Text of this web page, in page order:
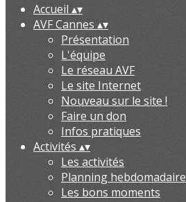
Accueil ▴▾
AVF Cannes ▴▾
Présentation
L'équipe
Le réseau AVF
Le site Internet
Nouveau sur le site !
Faire un don
Infos pratiques
Activités ▴▾
Les activités
Planning hebdomadaire
Les bons moments